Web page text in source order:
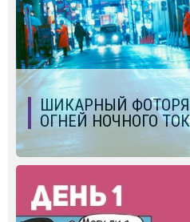
ШИКАРНЫЙ
ОГНЕЙ НОЧНОГО